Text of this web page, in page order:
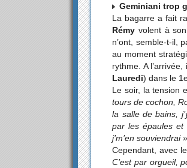
Geminiani trop
La bagarre a fait
Rémy volent à
n’ont, semble-t-il,
au moment
rythme. A l’arrivée,
Lauredi) dans le
Le soir, la tension
tours de cochon,
la salle de bains,
par les épaules et
j’m’en
Cependant, avec
C’est par orgueil,